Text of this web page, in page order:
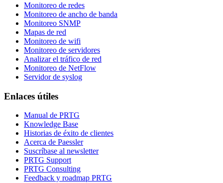
Monitoreo de redes
Monitoreo de ancho de banda
Monitoreo SNMP
Mapas de red
Monitoreo de wifi
Monitoreo de servidores
Analizar el tráfico de red
Monitoreo de NetFlow
Servidor de syslog
Enlaces útiles
Manual de PRTG
Knowledge Base
Historias de éxito de clientes
Acerca de Paessler
Suscríbase al newsletter
PRTG Support
PRTG Consulting
Feedback y roadmap PRTG